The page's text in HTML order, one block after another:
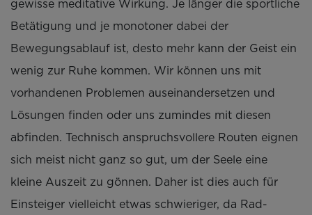
gewisse meditative Wirkung. Je länger die sportliche
Betätigung und je monotoner dabei der
Bewegungsablauf ist, desto mehr kann der Geist ein
wenig zur Ruhe kommen. Wir können uns mit
vorhandenen Problemen auseinandersetzen und
Lösungen finden oder uns zumindes mit diesen
abfinden. Technisch anspruchsvollere Routen eignen
sich meist nicht ganz so gut, um der Seele eine
kleine Auszeit zu gönnen. Daher ist dies auch für
Einsteiger vielleicht etwas schwieriger, da Rad-